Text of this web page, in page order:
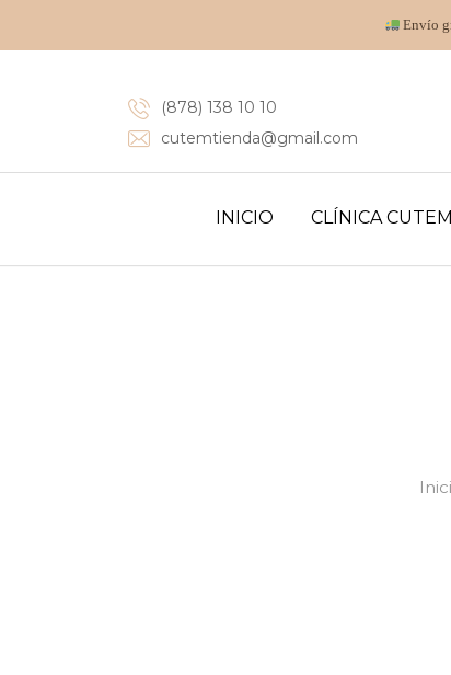
Envío
(878) 138 10 10
cutemtienda@gmail.com
INICIO CLÍNICA CUTEM